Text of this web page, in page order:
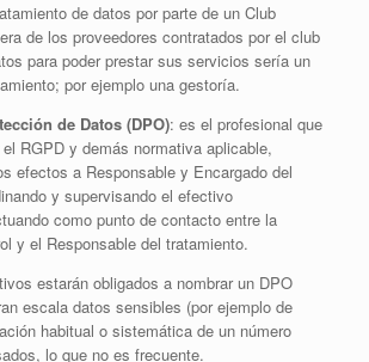
de datos por parte de un Club
de los proveedores contratados por el club
para poder prestar sus servicios sería un
por ejemplo una gestoría.
de Datos (DPO): es el profesional que
RGPD y demás normativa aplicable,
efectos a Responsable y Encargado del
y supervisando el efectivo
como punto de contacto entre la
y el Responsable del tratamiento.
estarán obligados a nombrar un DPO
escala datos sensibles (por ejemplo de
habitual o sistemática de un número
lo que no es frecuente.